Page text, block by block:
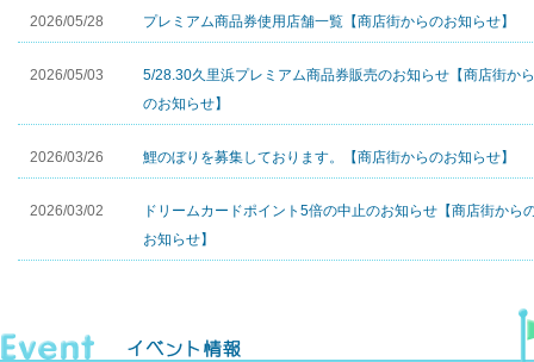
2026/05/28 プレミアム商品券使用店舗一覧【商店街からのお知らせ】
2026/05/03 5/28.30久里浜プレミアム商品券販売のお知らせ【商店街から
のお知らせ】
2026/03/26 鯉のぼりを募集しております。【商店街からのお知らせ】
2026/03/02 ドリームカードポイント5倍の中止のお知らせ【商店街から
お知らせ】